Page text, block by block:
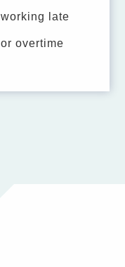
working late
or overtime